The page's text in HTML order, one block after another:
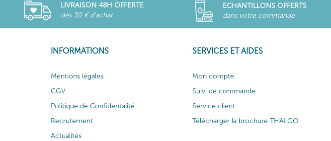
LIVRAISON 48H OFFERTE
dès 30 € d'achat
ECHANTILLONS OFFERTS
dans votre commande
INFORMATIONS
Mentions légales
CGV
Politique de Confidentalité
Recrutement
Actualités
SERVICES ET AIDES
Mon compte
Suivi de commande
Service client
Télécharger la brochure THALGO